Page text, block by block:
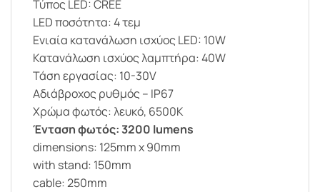
Τύπος LED: CREE
LED ποσότητα: 4 τεμ
Ενιαία κατανάλωση ισχύος LED: 10W
Κατανάλωση ισχύος λαμπτήρα: 40W
Τάση εργασίας: 10-30V
Αδιάβροχος ρυθμός – IP67
Χρώμα φωτός: λευκό, 6500K
Ένταση φωτός: 3200 lumens
dimensions: 125mm x 90mm
with stand: 150mm
cable: 250mm